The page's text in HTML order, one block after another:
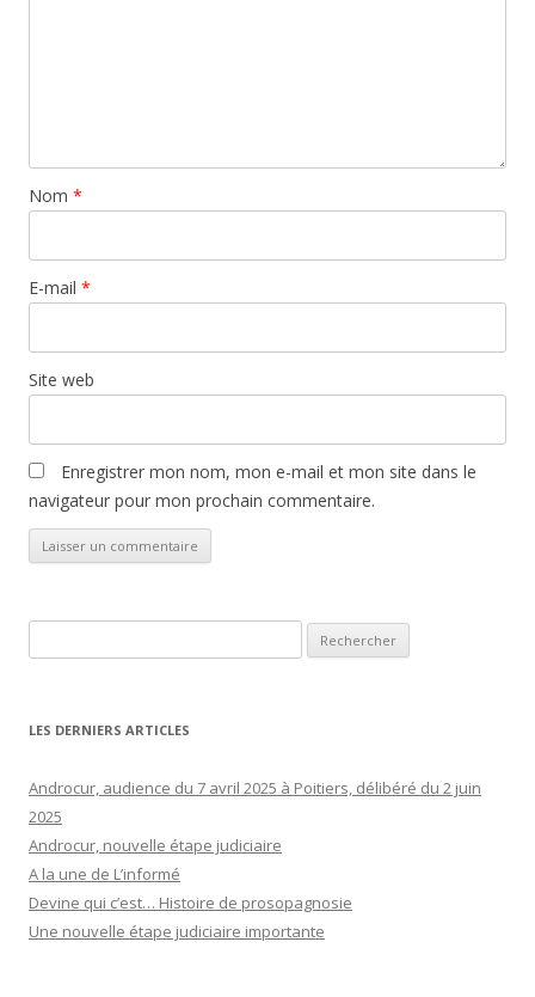
Nom *
E-mail *
Site web
Enregistrer mon nom, mon e-mail et mon site dans le
navigateur pour mon prochain commentaire.
LES DERNIERS ARTICLES
Androcur, audience du 7 avril 2025 à Poitiers, délibéré du 2 juin
2025
Androcur, nouvelle étape judiciaire
A la une de L’informé
Devine qui c’est… Histoire de prosopagnosie
Une nouvelle étape judiciaire importante